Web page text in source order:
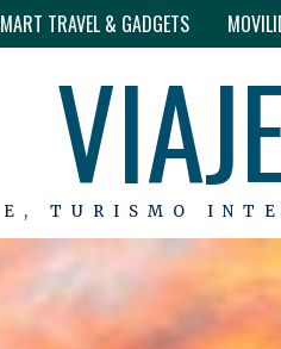
TRAVEL & GADGETS
TURISMO